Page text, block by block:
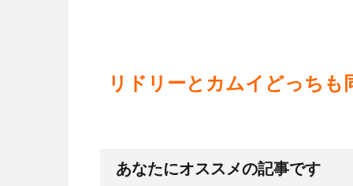
リドリーとカムイどっちも
あなたにオススメの記事です